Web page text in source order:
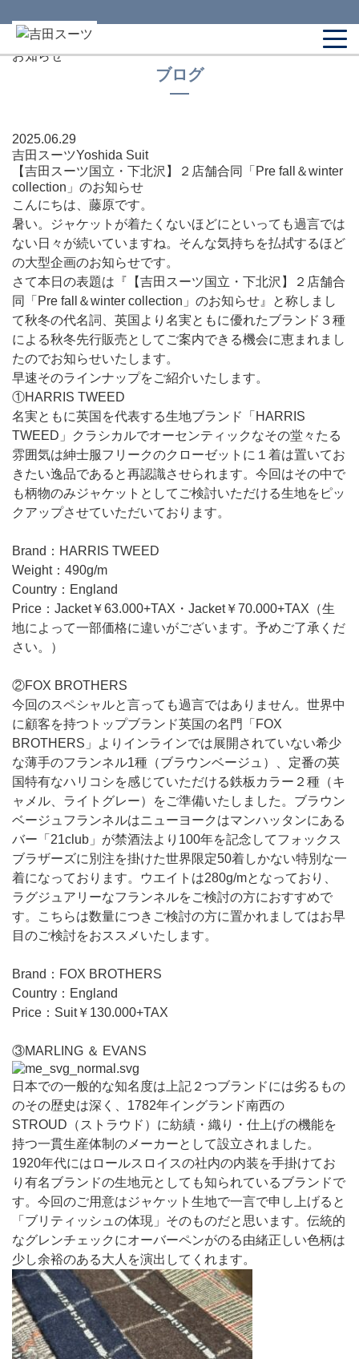
HOME>ブログトップ>吉田スーツ>【吉田スーツ国
立・下北沢】２店舗合同「Pre fall＆winter collection」の
お知らせ
ブログ
2025.06.29
吉田スーツYoshida Suit
【吉田スーツ国立・下北沢】２店舗合同「Pre fall＆winter
collection」のお知らせ
こんにちは、藤原です。
暑い。ジャケットが着たくないほどにといっても過言では
ない日々が続いていますね。そんな気持ちを払拭するほど
の大型企画のお知らせです。
さて本日の表題は『【吉田スーツ国立・下北沢】２店舗合
同「Pre fall＆winter collection」のお知らせ』と称しまし
て秋冬の代名詞、英国より名実ともに優れたブランド３種
による秋冬先行販売としてご案内できる機会に恵まれまし
たのでお知らせいたします。
早速そのラインナップをご紹介いたします。
①HARRIS TWEED
名実ともに英国を代表する生地ブランド「HARRIS
TWEED」クラシカルでオーセンティックなその堂々たる
雰囲気は紳士服フリークのクローゼットに１着は置いてお
きたい逸品であると再認識させられます。今回はその中で
も柄物のみジャケットとしてご検討いただける生地をピッ
クアップさせていただいております。
Brand：HARRIS TWEED
Weight：490g/m
Country：England
Price：Jacket￥63.000+TAX・Jacket￥70.000+TAX（生
地によって一部価格に違いがございます。予めご了承くだ
さい。）
②FOX BROTHERS
今回のスペシャルと言っても過言ではありません。世界中
に顧客を持つトップブランド英国の名門「FOX
BROTHERS」よりインラインでは展開されていない希少
な薄手のフランネル1種（ブラウンベージュ）、定番の英
国特有なハリコシを感じていただける鉄板カラー２種（キ
ャメル、ライトグレー）をご準備いたしました。ブラウン
ベージュフランネルはニューヨークはマンハッタンにある
バー「21club」が禁酒法より100年を記念してフォックス
ブラザーズに別注を掛けた世界限定50着しかない特別な一
着になっております。ウエイトは280g/mとなっており、
ラグジュアリーなフランネルをご検討の方におすすめで
す。こちらは数量につきご検討の方に置かれましてはお早
目のご検討をおススメいたします。
Brand：FOX BROTHERS
Country：England
Price：Suit￥130.000+TAX
③MARLING ＆ EVANS
日本での一般的な知名度は上記２つブランドには劣るもの
のその歴史は深く、 1782年イングランド南西の
STROUD（ストラウド）に紡績・織り・仕上げの機能を
持つ一貫生産体制のメーカーとして設立されました。
1920年代にはロールスロイスの社内の内装を手掛けてお
り有名ブランドの生地元としても知られているブランドで
す。今回のご用意はジャケット生地で一言で申し上げると
「ブリティッシュの体現」そのものだと思います。伝統的
なグレンチェックにオーバーペンがのる由緒正しい色柄は
少し余裕のある大人を演出してくれます。